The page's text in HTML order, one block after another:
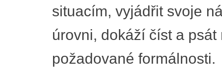
situacím, vyjádřit svoje
úrovni, dokáží číst a
požadované formálnosti.